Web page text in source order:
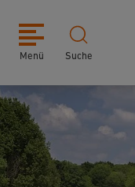
Menü Suche